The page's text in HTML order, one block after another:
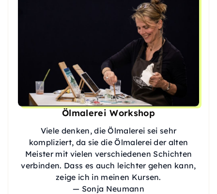
Ölmalerei Workshop
Viele denken, die Ölmalerei sei sehr
kompliziert, da sie die Ölmalerei der alten
Meister mit vielen verschiedenen Schichten
verbinden. Dass es auch leichter gehen kann,
zeige ich in meinen Kursen.
— Sonja Neumann